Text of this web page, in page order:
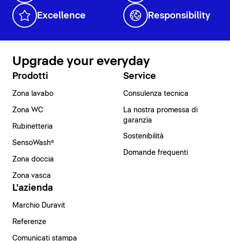
Excellence Responsibility
Upgrade your everyday
Prodotti
Zona lavabo
Zona WC
Rubinetteria
SensoWash®
Zona doccia
Zona vasca
Service
Consulenza tecnica
La nostra promessa di
garanzia
Sostenibilità
Domande frequenti
L'azienda
Marchio Duravit
Referenze
Comunicati stampa